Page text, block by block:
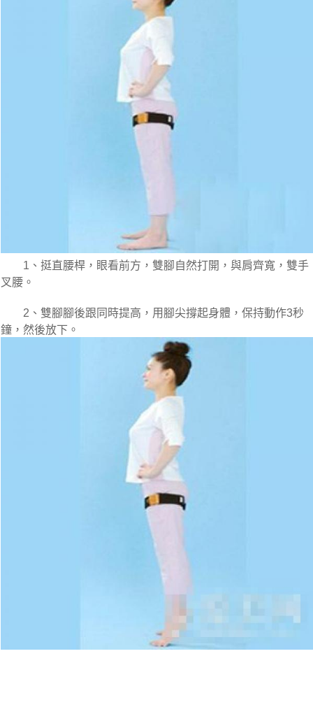
1、挺直腰桿，眼看前方，雙腳自然打開，與肩齊寬，雙手
叉腰。
2、雙腳腳後跟同時提高，用腳尖撐起身體，保持動作3秒
鐘，然後放下。